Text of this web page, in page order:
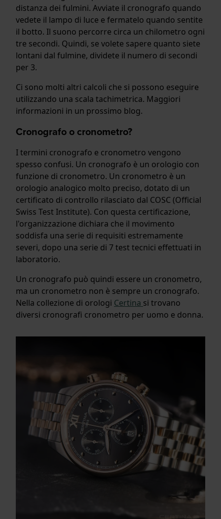
distanza dei fulmini. Avviate il cronografo quando
vedete il lampo di luce e fermatelo quando sentite
il botto. Il suono percorre circa un chilometro ogni
tre secondi. Quindi, se volete sapere quanto siete
lontani dal fulmine, dividete il numero di secondi
per 3.
Ci sono molti altri calcoli che si possono eseguire
utilizzando una scala tachimetrica. Maggiori
informazioni in un prossimo blog.
Cronografo o cronometro?
I termini cronografo e cronometro vengono
spesso confusi. Un cronografo è un orologio con
funzione di cronometro. Un cronometro è un
orologio analogico molto preciso, dotato di un
certificato di controllo rilasciato dal COSC (Official
Swiss Test Institute). Con questa certificazione,
l'organizzazione dichiara che il movimento
soddisfa una serie di requisiti estremamente
severi, dopo una serie di 7 test tecnici effettuati in
laboratorio.
Un cronografo può quindi essere un cronometro,
ma un cronometro non è sempre un cronografo.
Nella collezione di orologi Certina si trovano
diversi cronografi cronometro per uomo e donna.